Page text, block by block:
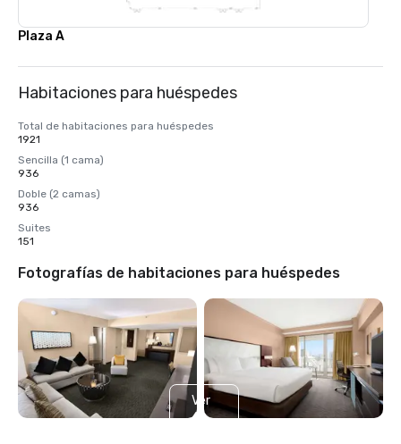
Plaza A
Habitaciones para huéspedes
Total de habitaciones para huéspedes
1921
Sencilla (1 cama)
936
Doble (2 camas)
936
Suites
151
Fotografías de habitaciones para huéspedes
Ver
6